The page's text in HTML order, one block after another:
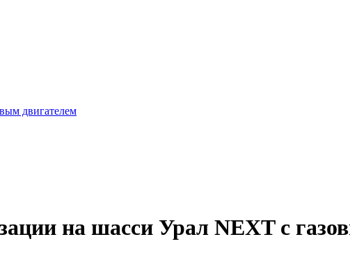
двигателем
на шасси Урал NEXT с